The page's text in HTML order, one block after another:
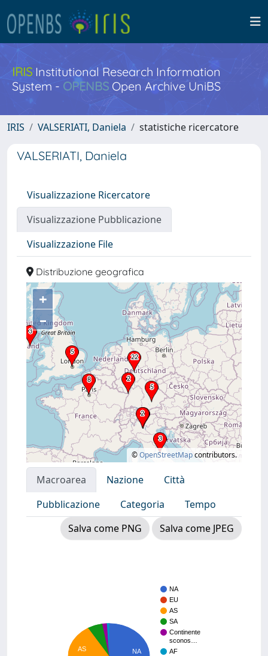
IRISInstitutional Research Information
System - OPENBS Open Archive UniBS
IRIS VALSERIATI, Daniela statistiche ricercatore
VALSERIATI, Daniela
Visualizzazione Ricercatore
Visualizzazione Pubblicazione
Visualizzazione File
Distribuzione geografica
+
–
©OpenStreetMapcontributors.
Macroarea Nazione
Città
Pubblicazione
Categoria
Tempo
Salva come PNG
Salva come JPEG
NA
EU
AS
SA
Continente
sconos…
AF
NA
AS